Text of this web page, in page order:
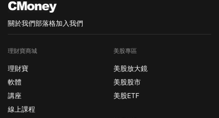
關於我們部落格加入我們
理財寶商城
理財寶
軟體
講座
線上課程
美股專區
美股放大鏡
美股股市
美股ETF